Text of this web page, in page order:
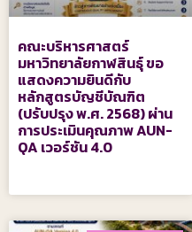
คณะบริหารศาสตร์
มหาวิทยาลัยกาฬสินธุ์ ขอ
แสดงความยินดีกับ
หลักสูตรบัญชีบัณฑิต
(ปรับปรุง พ.ศ. 2568) ผ่าน
การประเมินคุณภาพ AUN-
QA เวอร์ชัน 4.0